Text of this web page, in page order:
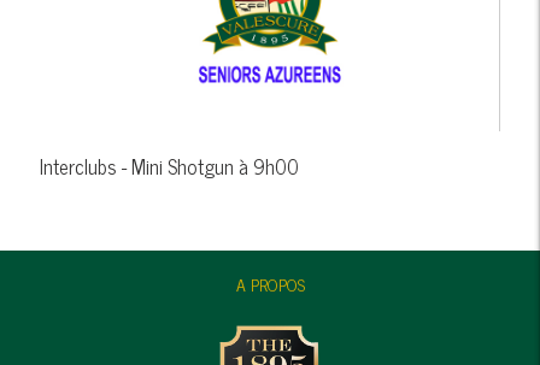
Interclubs - Mini Shotgun à 9h00
A PROPOS